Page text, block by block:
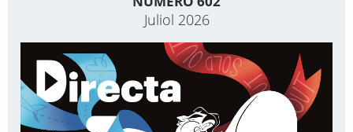
Juliol 2026